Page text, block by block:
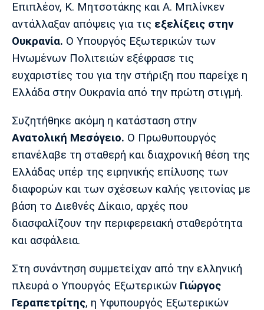
Επιπλέον, Κ. Μητσοτάκης και Α. Μπλίνκεν
αντάλλαξαν απόψεις για τις εξελίξεις στην
Ουκρανία. Ο Υπουργός Εξωτερικών των
Ηνωμένων Πολιτειών εξέφρασε τις
ευχαριστίες του για την στήριξη που παρείχε η
Ελλάδα στην Ουκρανία από την πρώτη στιγμή.
Συζητήθηκε ακόμη η κατάσταση στην
Ανατολική Μεσόγειο. Ο Πρωθυπουργός
επανέλαβε τη σταθερή και διαχρονική θέση της
Ελλάδας υπέρ της ειρηνικής επίλυσης των
διαφορών και των σχέσεων καλής γειτονίας με
βάση το Διεθνές Δίκαιο, αρχές που
διασφαλίζουν την περιφερειακή σταθερότητα
και ασφάλεια.
Στη συνάντηση συμμετείχαν από την ελληνική
πλευρά ο Υπουργός Εξωτερικών Γιώργος
Γεραπετρίτης, η Υφυπουργός Εξωτερικών